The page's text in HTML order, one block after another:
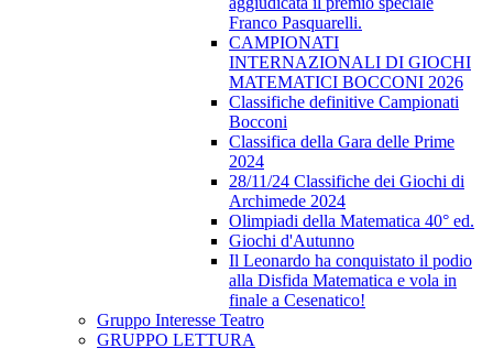
Franco Pasquarelli.
CAMPIONATI
INTERNAZIONALI DI GIOCHI
MATEMATICI BOCCONI 2026
Classifiche definitive Campionati
Bocconi
Classifica della Gara delle Prime
2024
28/11/24 Classifiche dei Giochi di
Archimede 2024
Olimpiadi della Matematica 40° ed.
Giochi d'Autunno
Il Leonardo ha conquistato il podio
alla Disfida Matematica e vola in
finale a Cesenatico!
Gruppo Interesse Teatro
GRUPPO LETTURA